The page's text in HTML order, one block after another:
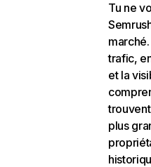
Tu ne
trafic,
et la
plus